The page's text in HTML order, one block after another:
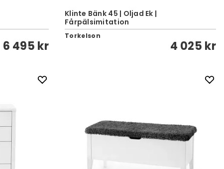
6 495 kr
Klinte Bänk 45 | Oljad Ek |
Fårpälsimitation
Torkelson
4 025 kr